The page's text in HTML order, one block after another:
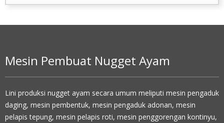
Mesin Pembuat Nugget Ayam
Lini produksi nugget ayam secara umum meliputi mesin pengaduk
daging, mesin pembentuk, mesin pengaduk adonan, mesin
pelapis tepung, mesin pelapis roti, mesin penggorengan kontinyu,